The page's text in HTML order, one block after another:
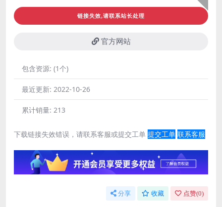
链接失效,请联系站长处理
官方网站
包含资源: (1个)
最近更新: 2022-10-26
累计销量: 213
下载链接失效错误，请联系客服或提交工单 提交工单 联系客服
分享 收藏 点赞(0)